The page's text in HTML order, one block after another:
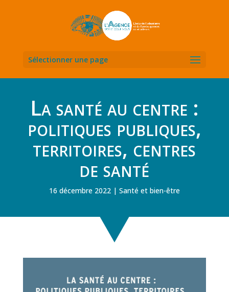
Sélectionner une page
La santé au centre :
politiques publiques,
territoires, centres
de santé
16 décembre 2022 Santé et bien-être